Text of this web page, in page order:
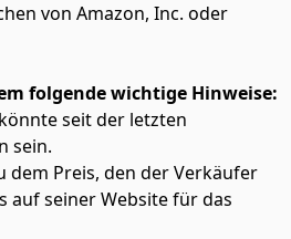
von Amazon, Inc. oder
folgende wichtige Hinweise:
seit der letzten
sein.
dem Preis, den der Verkäufer
auf seiner Website für das